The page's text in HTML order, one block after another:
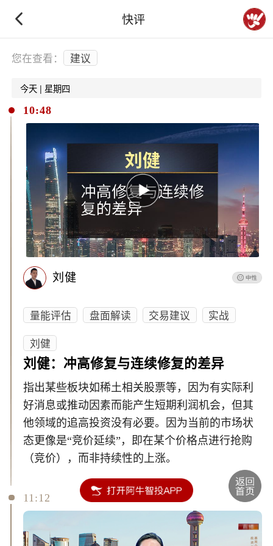
快评
下拉刷新
您在查看： 建议
今天 | 星期四
10:48
刘健
量能评估 盘面解读 交易建议
实战
刘健
刘健：冲高修复与连续修复的差异
指出某些板块如稀土相关股票等，因为有实际利
好消息或推动因素而能产生短期利润机会，但其
他领域的追高投资没有必要。因为当前的市场状
态更像是“竞价延续”，即在某个价格点进行抢购
（竞价），而非持续性的上涨。
11:12